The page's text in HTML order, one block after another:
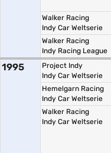
Walker Racing
Indy Car Weltserie
Walker Racing
Indy Racing League
1995
Project Indy
Indy Car Weltserie
Hemelgarn Racing
Indy Car Weltserie
Walker Racing
Indy Car Weltserie